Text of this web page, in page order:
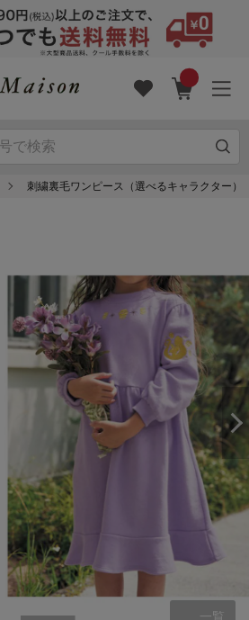
刺繍裏毛ワンピース（選べるキャラクター）
一覧